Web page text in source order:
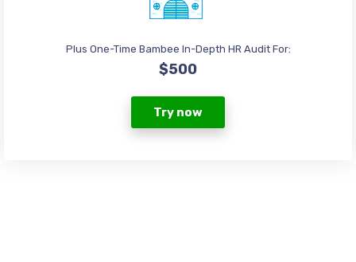
Plus One-Time Bambee In-Depth HR Audit For:
$500
Try now